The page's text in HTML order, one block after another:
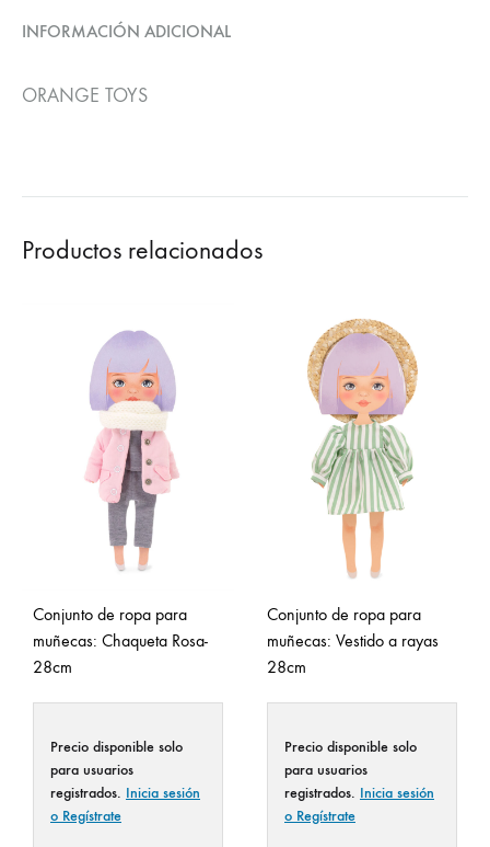
INFORMACIÓN ADICIONAL
ORANGE TOYS
Productos relacionados
Conjunto de ropa para
muñecas: Chaqueta Rosa-
28cm
Precio disponible solo
para usuarios
registrados. Inicia sesión
o Regístrate
Conjunto de ropa para
muñecas: Vestido a rayas
28cm
Precio disponible solo
para usuarios
registrados. Inicia sesión
o Regístrate